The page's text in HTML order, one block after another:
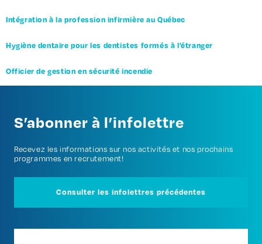
Intégration à la profession infirmière au Québec
Hygiène dentaire pour les dentistes formés à l’étranger
Officier de gestion en sécurité incendie
S’abonner à l’infolettre
Recevez les informations sur nos activités et nos prochains
programmes en recrutement!
Consulter les infolettres précédentes